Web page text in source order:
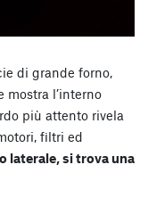
di grande forno,
mostra l’interno
più attento rivela
filtri ed
laterale, si trova una